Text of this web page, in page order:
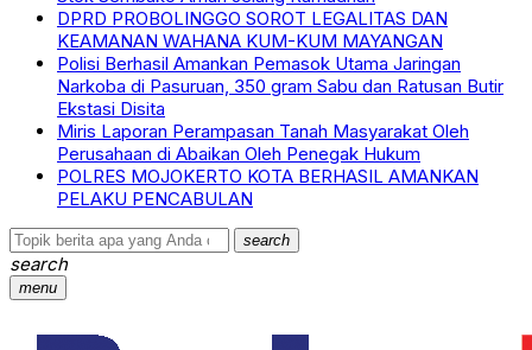
DPRD PROBOLINGGO SOROT LEGALITAS DAN
KEAMANAN WAHANA KUM-KUM MAYANGAN
Polisi Berhasil Amankan Pemasok Utama Jaringan
Narkoba di Pasuruan, 350 gram Sabu dan Ratusan Butir
Ekstasi Disita
Miris Laporan Perampasan Tanah Masyarakat Oleh
Perusahaan di Abaikan Oleh Penegak Hukum
POLRES MOJOKERTO KOTA BERHASIL AMANKAN
PELAKU PENCABULAN
search
search
menu